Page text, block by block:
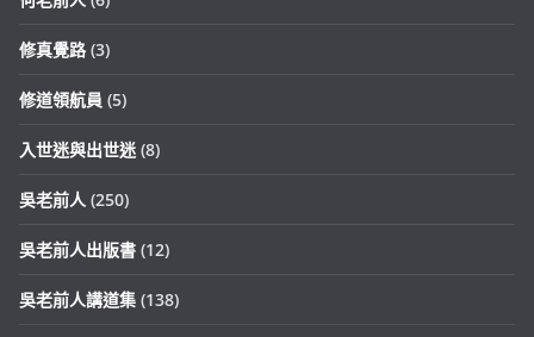
修真覺路 (3)
修道領航員 (5)
入世迷與出世迷 (8)
吳老前人 (250)
吳老前人出版書 (12)
吳老前人講道集 (138)